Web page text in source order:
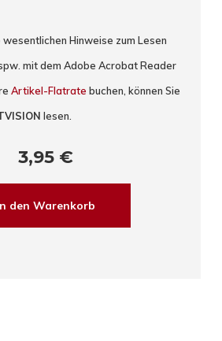
Hinweise zum Lesen
mit dem Adobe Acrobat Reader
Artikel-Flatrate buchen, können Sie
lesen.
3,95 €
den Warenkorb